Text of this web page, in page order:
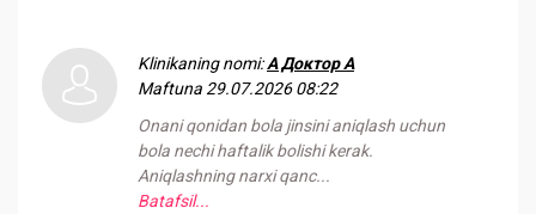
Klinikaning nomi:А Доктор А
Maftuna 29.07.2026 08:22
Onani qonidan bola jinsini aniqlash uchun
bola nechi haftalik bolishi kerak.
Aniqlashning narxi qanc...
Batafsil...